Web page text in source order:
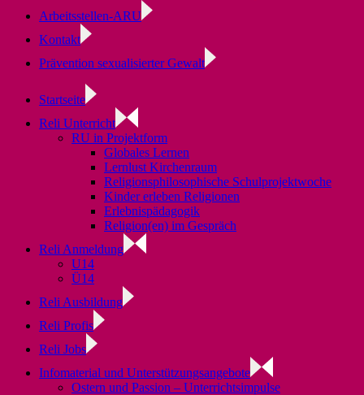
Arbeitsstellen-ARU
Kontakt
Prävention sexualisierter Gewalt
Startseite
Reli Unterricht
RU in Projektform
Globales Lernen
Lernlust Kirchenraum
Religionsphilosophische Schulprojektwoche
Kinder erleben Religionen
Erlebnispädagogik
Religion(en) im Gespräch
Reli Anmeldung
U14
Ü14
Reli Ausbildung
Reli Profis
Reli Jobs
Infomaterial und Unterstützungsangebote
Ostern und Passion – Unterrichtsimpulse